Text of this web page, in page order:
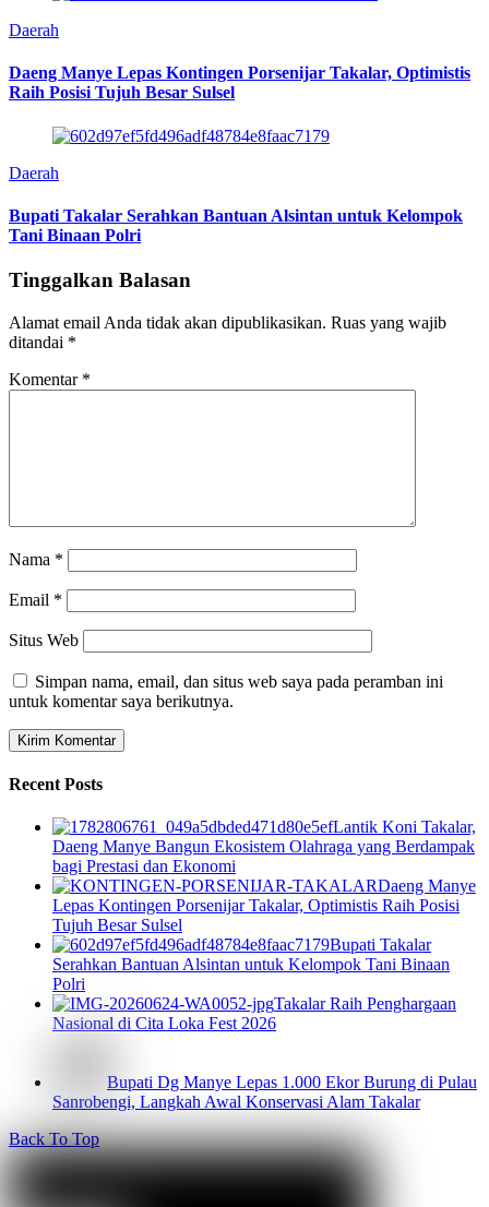
Daerah
Daeng Manye Lepas Kontingen Porsenijar Takalar, Optimistis
Raih Posisi Tujuh Besar Sulsel
Daerah
Bupati Takalar Serahkan Bantuan Alsintan untuk Kelompok
Tani Binaan Polri
Tinggalkan Balasan
Alamat email Anda tidak akan dipublikasikan. Ruas yang wajib
ditandai *
Komentar *
Nama *
Email *
Situs Web
Simpan nama, email, dan situs web saya pada peramban ini
untuk komentar saya berikutnya.
Recent Posts
Lantik Koni Takalar,
Daeng Manye Bangun Ekosistem Olahraga yang Berdampak
bagi Prestasi dan Ekonomi
Daeng Manye
Lepas Kontingen Porsenijar Takalar, Optimistis Raih Posisi
Tujuh Besar Sulsel
Bupati Takalar
Serahkan Bantuan Alsintan untuk Kelompok Tani Binaan
Polri
Takalar Raih Penghargaan
Nasional di Cita Loka Fest 2026
Bupati Dg Manye Lepas 1.000 Ekor Burung di Pulau
Sanrobengi, Langkah Awal Konservasi Alam Takalar
Back To Top